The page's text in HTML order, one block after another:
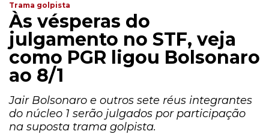
Trama golpista
Às vésperas do
julgamento no STF, veja
como PGR ligou Bolsonaro
ao 8/1
Jair Bolsonaro e outros sete réus integrantes
do núcleo 1 serão julgados por participação
na suposta trama golpista.